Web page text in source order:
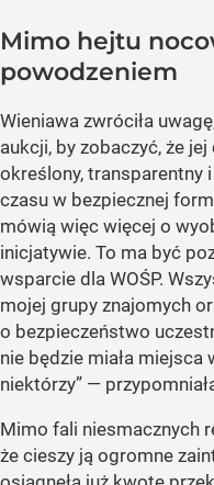
Mimo hejtu
powodzeniem
Wieniawa zwróciła
aukcji, by zobaczyć, że
określony, transparentny
czasu w bezpiecznej
mówią więc więcej o
inicjatywie. To ma być
wsparcie dla WOŚP.
mojej grupy znajomych
o bezpieczeństwo
nie będzie miała
niektórzy” —
Mimo fali niesmacznych
że cieszy ją ogromne